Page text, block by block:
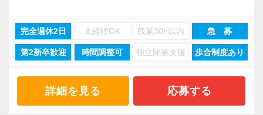
施企業」の認定を受け、今後も社員が働きやす
い環境づくりを積極的に推進していきます。
長く安心して働ける環境を用意してお待ちして
ませんか？
現在当社では「渋谷」「新宿」「錦糸町」
ます。
2021年6月に「渋谷オフィス」を新設し、その
完全週休2日 未経験OK 残業30h以内 急 募
第2新卒歓迎 時間調整可 独立開業支援 歩合制度あり
詳細を見る 応募する